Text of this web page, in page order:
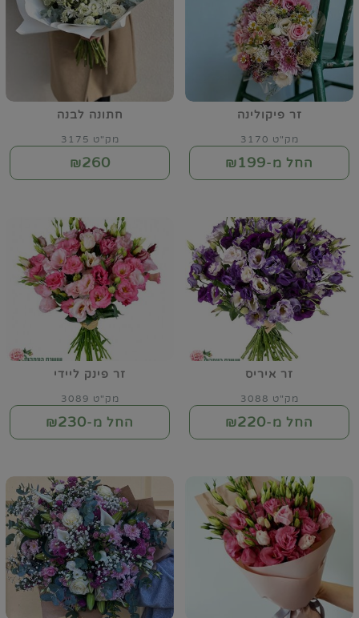
זר פיקולינה
מק"ט 3170
החל מ-₪199
חתונה לבנה
מק"ט 3175
₪260
זר איריס
מק"ט 3088
החל מ-₪220
זר פינק ליידי
מק"ט 3089
החל מ-₪230